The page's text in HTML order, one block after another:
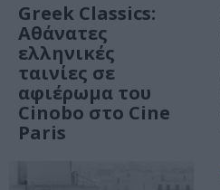
Greek Classics:
Αθάνατες
ελληνικές
ταινίες σε
αφιέρωμα του
Cinobo στο Cine
Paris